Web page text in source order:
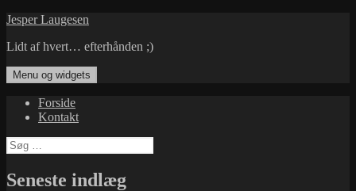
Hop
indhold
Jesper Laugesen
Lidt af hvert… efterhånden ;)
Menu og widgets
Forside
Kontakt
Søg
efter:
Seneste indlæg